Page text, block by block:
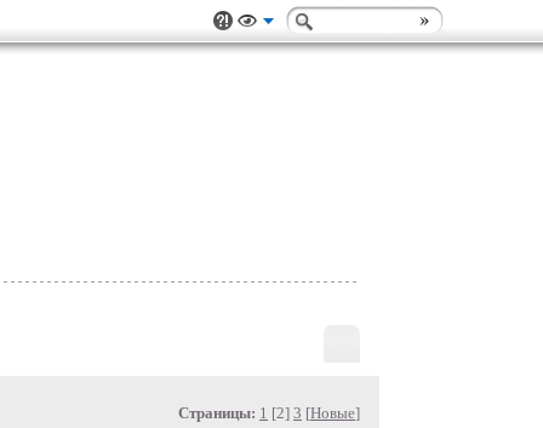
Страницы: 1 [2] 3 [Новые]